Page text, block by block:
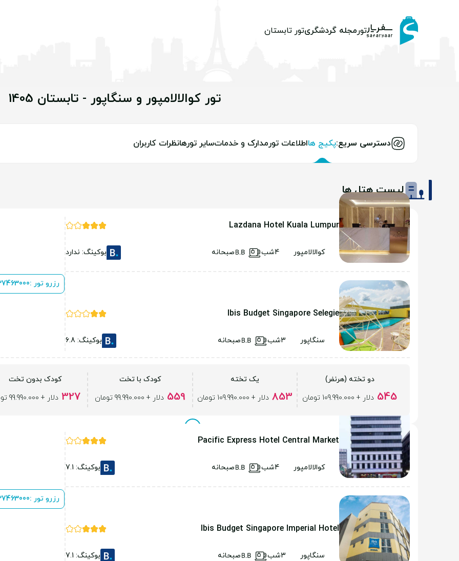
تورمجله گردشگریتور تابستان
تور کوالالامپور و سنگاپور - تابستان 1405
دسترسی سریع:پکیج هااطلاعات تورمدارک و خدماتسایر تورهانظرات کاربران
لیست هتل ها
Lazdana Hotel Kuala Lumpur
کوالالامپور 4شب صبحانه بوکینگ: ندارد
Ibis Budget Singapore Selegie
سنگاپور 3شب صبحانه بوکینگ: 6.8
رزرو تور :
دو تخته (هرنفر)
545 دلار + 109.990.000 تومان
یک تخته
853 دلار + 109.990.000 تومان
کودک با تخت
559 دلار + 99.990.000 تومان
کودک بدون تخت
327 دلار + 99.990.000 تومان
Pacific Express Hotel Central Market
کوالالامپور 4شب صبحانه بوکینگ: 7.1
Ibis Budget Singapore Imperial Hotel
سنگاپور 3شب صبحانه بوکینگ: 7.1
رزرو تور :